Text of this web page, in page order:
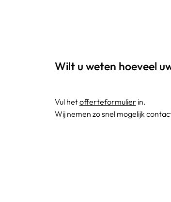
Wilt u weten hoeveel
Vul hetofferteformulier in.
Wij nemen zo snel mogelijk